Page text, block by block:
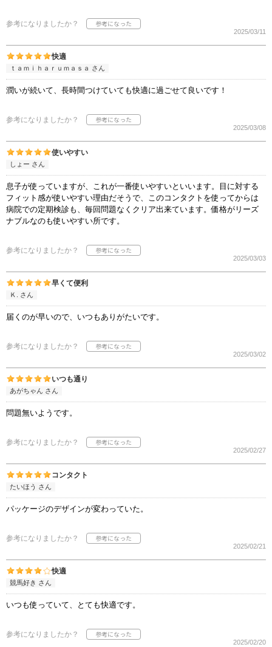
参考になりましたか？
2025/03/11
快適
ｔａｍｉｈａｒｕｍａｓａ さん
潤いが続いて、長時間つけていても快適に過ごせて良いです！
参考になりましたか？
2025/03/08
使いやすい
しょー さん
息子が使っていますが、これが一番使いやすいといいます。目に対する
フィット感が使いやすい理由だそうで、このコンタクトを使ってからは
病院での定期検診も、毎回問題なくクリア出来ています。価格がリーズ
ナブルなのも使いやすい所です。
参考になりましたか？
2025/03/03
早くて便利
Ｋ. さん
届くのが早いので、いつもありがたいです。
参考になりましたか？
2025/03/02
いつも通り
あがちゃん さん
問題無いようです。
参考になりましたか？
2025/02/27
コンタクト
たいほう さん
パッケージのデザインが変わっていた。
参考になりましたか？
2025/02/21
快適
競馬好き さん
いつも使っていて、とても快適です。
参考になりましたか？
2025/02/20